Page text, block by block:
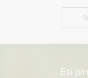
Esi